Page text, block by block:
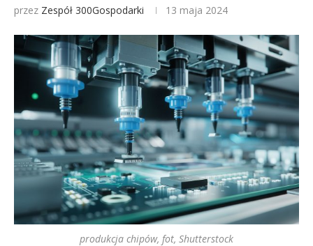
przez Zespół 300Gospodarki 13 maja 2024
produkcja chipów, fot, Shutterstock